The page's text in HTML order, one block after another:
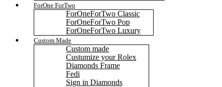
ForOne ForTwo
ForOneForTwo Classic
ForOneForTwo Pop
ForOneForTwo Luxury
Custom Made
Custom made
Custumize your Rolex
Diamonds Frame
Fedi
Sign in Diamonds